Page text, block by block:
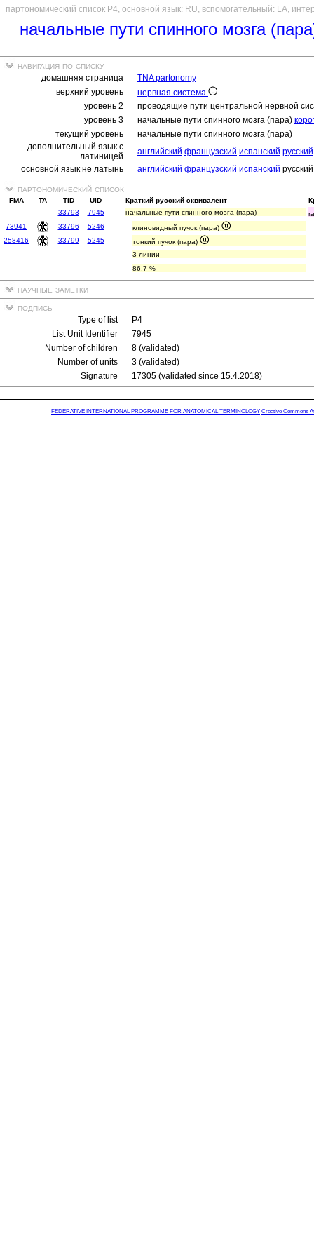
партономический список P4, основной язык: RU, вспомогательный: LA,
начальные пути спинного мозга
навигация по списку
домашняя страница
TNA partonomy
верхний уровень
нервная система
уровень 2
проводящие пути центральной нервной
уровень 3
начальные пути спинного мозга (пара)
текущий уровень
начальные пути спинного мозга (пара)
дополнительный язык с
латиницей
английский французский испанский русский
основной язык не латынь
английский французский испанский русский
партономический список
FMA TA TID UID Краткий русский эквивалент
33793
7945 начальные пути спинного мозга (пара)
73941
33796 5246
клиновидный пучок (пара)
258416
33799 5245
тонкий пучок (пара)
3 линии
86.7 %
научные заметки
подпись
Type of list
P4
List Unit Identifier
7945
Number of children
8 (validated)
Number of units
3 (validated)
Signature
17305 (validated since 15.4.2018)
FEDERATIVE INTERNATIONAL PROGRAMME FOR ANATOMICAL TERMINOLOGY Creative Commons